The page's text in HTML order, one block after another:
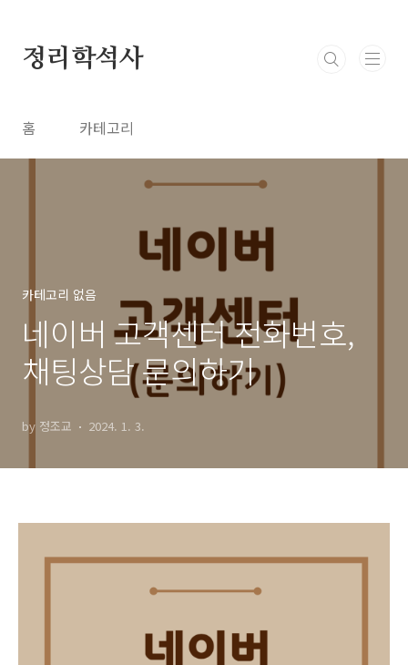
정리학석사
홈 카테고리
카테고리 없음
네이버 고객센터 전화번호,
채팅상담 문의하기
by 정조교 2024. 1. 3.